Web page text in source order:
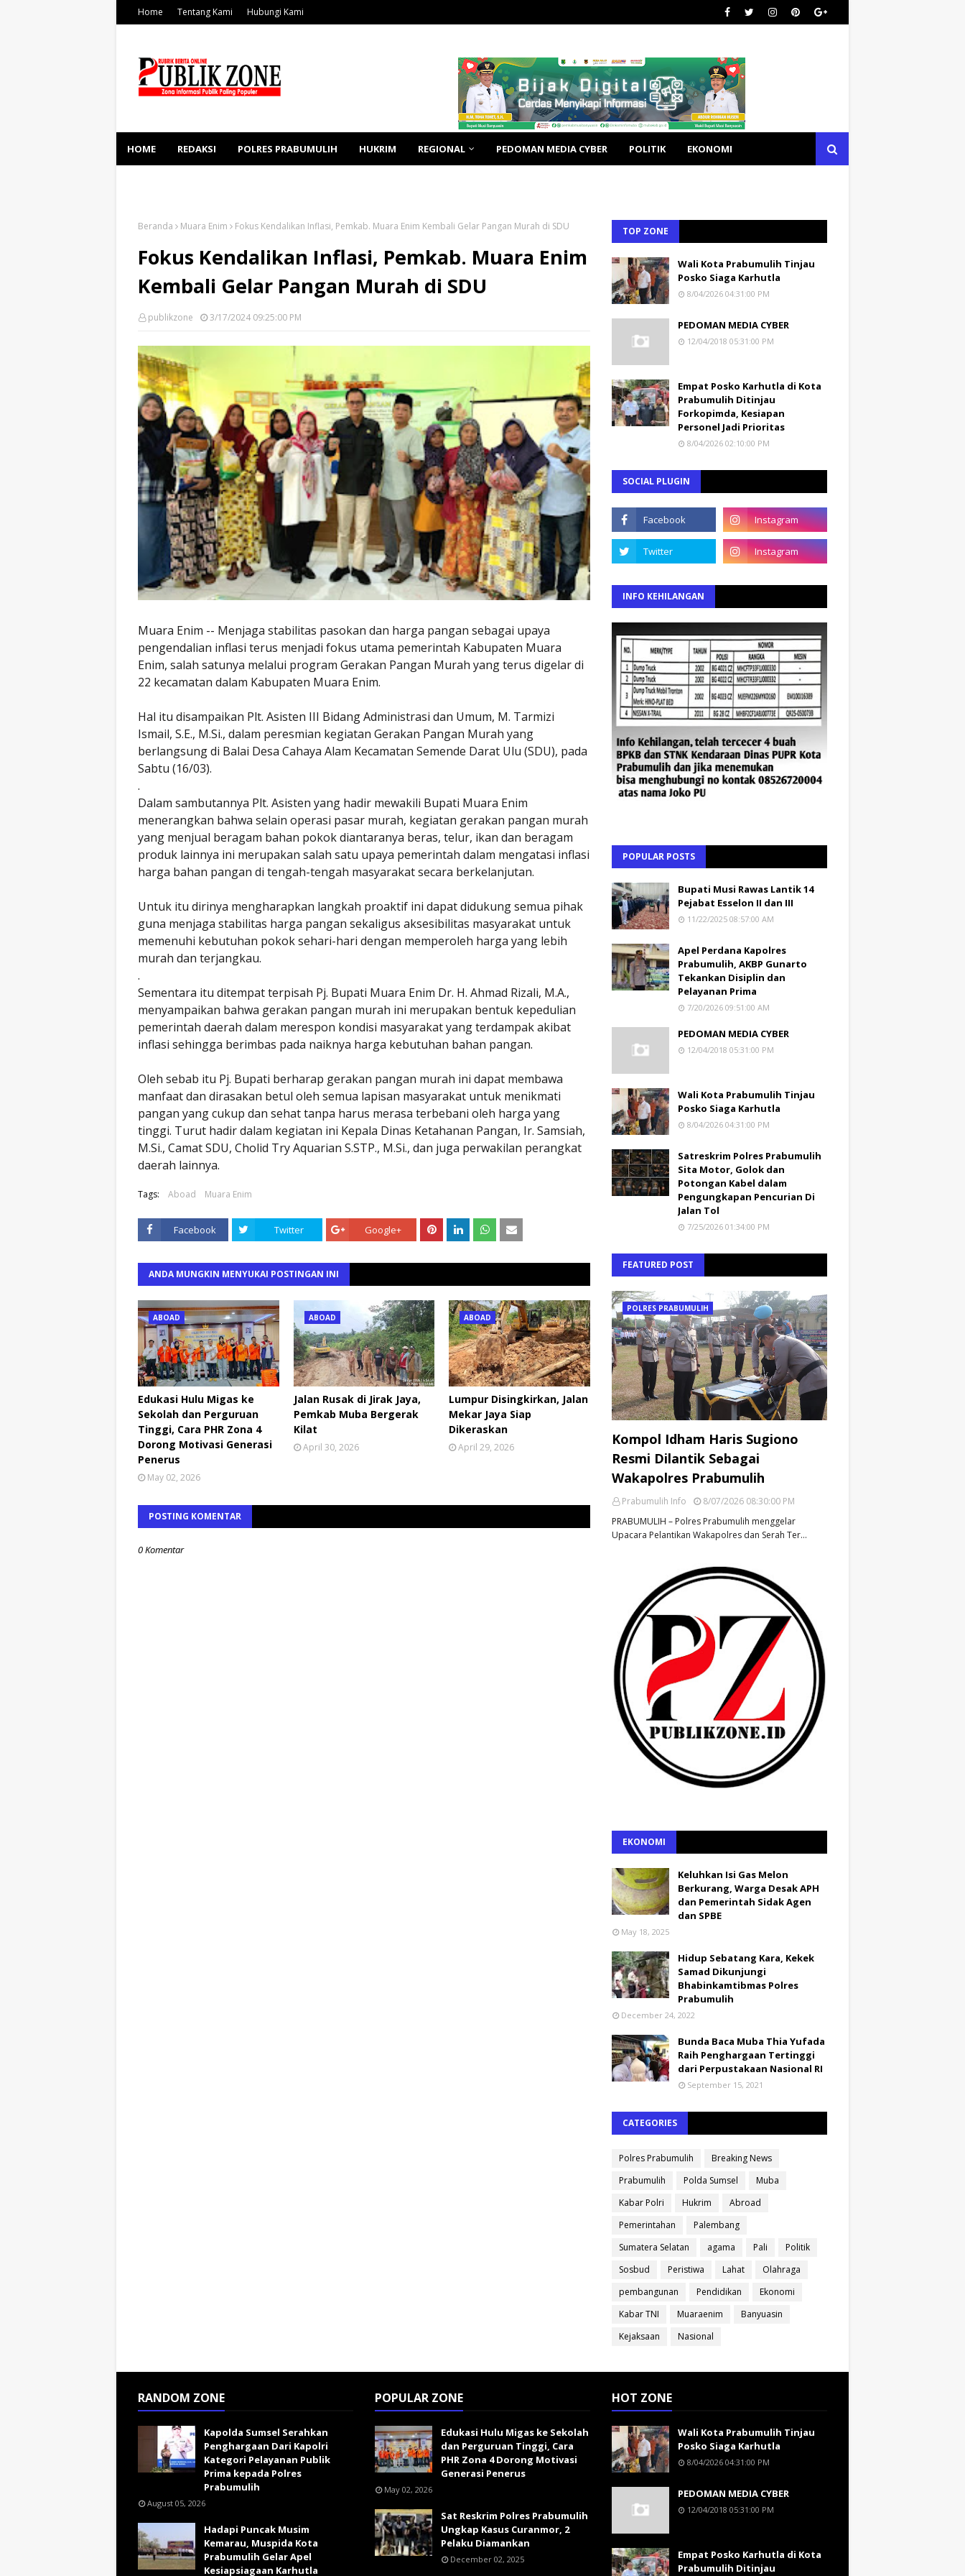
Home Tentang Kami Hubungi Kami
HOME REDAKSI POLRES PRABUMULIH HUKRIM REGIONAL PEDOMAN MEDIA CYBER POLITIK EKONOMI
Beranda Muara Enim Fokus Kendalikan Inflasi, Pemkab. Muara Enim Kembali Gelar Pangan Murah di SDU
Fokus Kendalikan Inflasi, Pemkab. Muara Enim
Kembali Gelar Pangan Murah di SDU
publikzone 3/17/2024 09:25:00 PM
Muara Enim -- Menjaga stabilitas pasokan dan harga pangan sebagai upaya
pengendalian inflasi terus menjadi fokus utama pemerintah Kabupaten Muara
Enim, salah satunya melalui program Gerakan Pangan Murah yang terus digelar di
22 kecamatan dalam Kabupaten Muara Enim.
Hal itu disampaikan Plt. Asisten III Bidang Administrasi dan Umum, M. Tarmizi
Ismail, S.E., M.Si., dalam peresmian kegiatan Gerakan Pangan Murah yang
berlangsung di Balai Desa Cahaya Alam Kecamatan Semende Darat Ulu (SDU), pada
Sabtu (16/03).
.
Dalam sambutannya Plt. Asisten yang hadir mewakili Bupati Muara Enim
menerangkan bahwa selain operasi pasar murah, kegiatan gerakan pangan murah
yang menjual beragam bahan pokok diantaranya beras, telur, ikan dan beragam
produk lainnya ini merupakan salah satu upaya pemerintah dalam mengatasi inflasi
harga bahan pangan di tengah-tengah masyarakat secara berkelanjutan.
Untuk itu dirinya mengharapkan langkah proaktif ini dapat didukung semua pihak
guna menjaga stabilitas harga pangan sekaligus aksesibilitas masyarakat untuk
memenuhi kebutuhan pokok sehari-hari dengan memperoleh harga yang lebih
murah dan terjangkau.
.
Sementara itu ditempat terpisah Pj. Bupati Muara Enim Dr. H. Ahmad Rizali, M.A.,
menyampaikan bahwa gerakan pangan murah ini merupakan bentuk kepedulian
pemerintah daerah dalam merespon kondisi masyarakat yang terdampak akibat
inflasi sehingga berimbas pada naiknya harga kebutuhan bahan pangan.
Oleh sebab itu Pj. Bupati berharap gerakan pangan murah ini dapat membawa
manfaat dan dirasakan betul oleh semua lapisan masyarakat untuk menikmati
pangan yang cukup dan sehat tanpa harus merasa terbebani oleh harga yang
tinggi. Turut hadir dalam kegiatan ini Kepala Dinas Ketahanan Pangan, Ir. Samsiah,
M.Si., Camat SDU, Cholid Try Aquarian S.STP., M.Si., dan juga perwakilan perangkat
daerah lainnya.
Tags: Aboad Muara Enim
Facebook Twitter Google+
ANDA MUNGKIN MENYUKAI POSTINGAN INI
ABOAD
Edukasi Hulu Migas ke
Sekolah dan Perguruan
Tinggi, Cara PHR Zona 4
Dorong Motivasi Generasi
Penerus
May 02, 2026
ABOAD
Jalan Rusak di Jirak Jaya,
Pemkab Muba Bergerak
Kilat
April 30, 2026
ABOAD
Lumpur Disingkirkan, Jalan
Mekar Jaya Siap
Dikeraskan
April 29, 2026
POSTING KOMENTAR
0 Komentar
TOP ZONE
Wali Kota Prabumulih Tinjau
Posko Siaga Karhutla
8/04/2026 04:31:00 PM
PEDOMAN MEDIA CYBER
12/04/2018 05:31:00 PM
Empat Posko Karhutla di Kota
Prabumulih Ditinjau
Forkopimda, Kesiapan
Personel Jadi Prioritas
8/04/2026 02:10:00 PM
SOCIAL PLUGIN
INFO KEHILANGAN
POPULAR POSTS
Bupati Musi Rawas Lantik 14
Pejabat Esselon II dan III
11/22/2025 08:57:00 AM
Apel Perdana Kapolres
Prabumulih, AKBP Gunarto
Tekankan Disiplin dan
Pelayanan Prima
7/20/2026 09:51:00 AM
PEDOMAN MEDIA CYBER
12/04/2018 05:31:00 PM
Wali Kota Prabumulih Tinjau
Posko Siaga Karhutla
8/04/2026 04:31:00 PM
Satreskrim Polres Prabumulih
Sita Motor, Golok dan
Potongan Kabel dalam
Pengungkapan Pencurian Di
Jalan Tol
7/25/2026 01:34:00 PM
FEATURED POST
POLRES PRABUMULIH
Kompol Idham Haris Sugiono
Resmi Dilantik Sebagai
Wakapolres Prabumulih
Prabumulih Info
8/07/2026 08:30:00 PM
PRABUMULIH – Polres Prabumulih menggelar
Upacara Pelantikan Wakapolres dan Serah Ter…
EKONOMI
Keluhkan Isi Gas Melon
Berkurang, Warga Desak APH
dan Pemerintah Sidak Agen
dan SPBE
May 18, 2025
Hidup Sebatang Kara, Kekek
Samad Dikunjungi
Bhabinkamtibmas Polres
Prabumulih
December 24, 2022
Bunda Baca Muba Thia Yufada
Raih Penghargaan Tertinggi
dari Perpustakaan Nasional RI
September 15, 2021
CATEGORIES
Polres Prabumulih
Breaking News
Prabumulih
Polda Sumsel
Muba
Kabar Polri
Hukrim
Abroad
Pemerintahan
Palembang
Sumatera Selatan
agama Pali
Politik
Sosbud
Peristiwa Lahat
Olahraga
pembangunan
Pendidikan
Ekonomi
Kabar TNI
Muaraenim
Banyuasin
Kejaksaan
Nasional
RANDOM ZONE
Kapolda Sumsel Serahkan
Penghargaan Dari Kapolri
Kategori Pelayanan Publik
Prima kepada Polres
Prabumulih
August 05, 2026
Hadapi Puncak Musim
Kemarau, Muspida Kota
Prabumulih Gelar Apel
Kesiapsiagaan Karhutla
POPULAR ZONE
Edukasi Hulu Migas ke Sekolah
dan Perguruan Tinggi, Cara
PHR Zona 4 Dorong Motivasi
Generasi Penerus
May 02, 2026
Sat Reskrim Polres Prabumulih
Ungkap Kasus Curanmor, 2
Pelaku Diamankan
December 02, 2025
HOT ZONE
Wali Kota Prabumulih Tinjau
Posko Siaga Karhutla
8/04/2026 04:31:00 PM
PEDOMAN MEDIA CYBER
12/04/2018 05:31:00 PM
Empat Posko Karhutla di Kota
Prabumulih Ditinjau